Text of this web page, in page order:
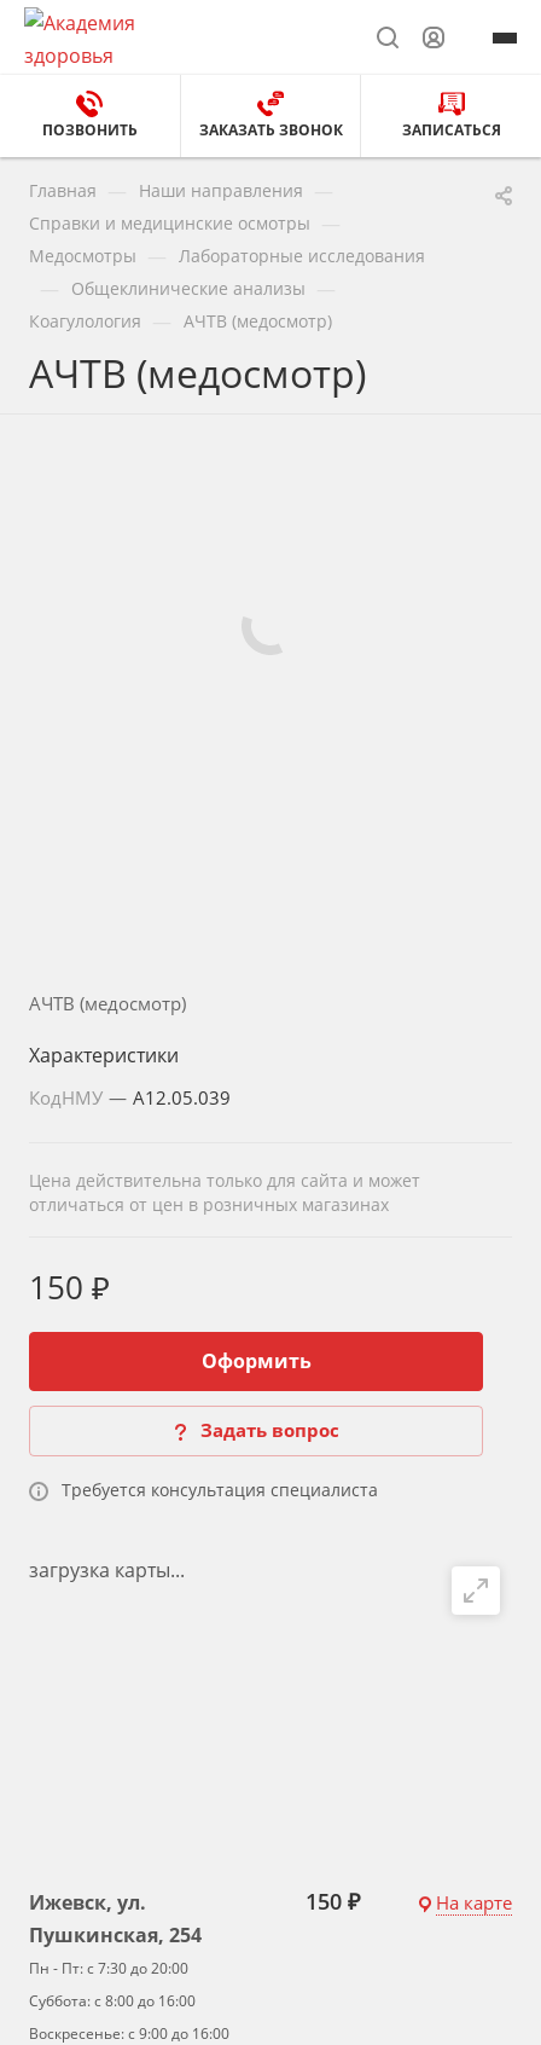
ПОЗВОНИТЬ ЗАКАЗАТЬ ЗВОНОК ЗАПИСАТЬСЯ
Главная Наши направления
Справки и медицинские осмотры
Медосмотры Лабораторные исследования
Общеклинические анализы
Коагулология АЧТВ (медосмотр)
АЧТВ (медосмотр)
АЧТВ (медосмотр)
Характеристики
КодНМУ — A12.05.039
Цена действительна только для сайта и может
отличаться от цен в розничных магазинах
150 ₽
Оформить
Задать вопрос
Требуется консультация специалиста
Ижевск, ул.
Пушкинская, 254
Пн - Пт: с 7:30 до 20:00
Суббота: с 8:00 до 16:00
Воскресенье: с 9:00 до 16:00
150 ₽ На карте
загрузка карты...